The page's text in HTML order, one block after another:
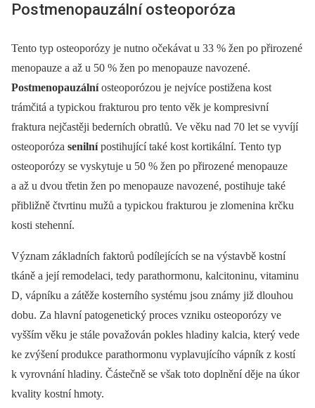
Postmenopauzální osteoporóza
Tento typ osteoporózy je nutno očekávat u 33 % žen po přirozené
menopauze a až u 50 % žen po menopauze navozené.
Postmenopauzálníosteoporózou je nejvíce postižena kost
trámčitá a typickou frakturou pro tento věk je kompresivní
fraktura nejčastěji bederních obratlů. Ve věku nad 70 let se vyvíjí
osteoporóza senilnípostihující také kost kortikální. Tento typ
osteoporózy se vyskytuje u 50 % žen po přirozené menopauze
a až u dvou třetin žen po menopauze navozené, postihuje také
přibližně čtvrtinu mužů a typickou frakturou je zlomenina krčku
kosti stehenní.
Význam základních faktorů podílejících se na výstavbě kostní
tkáně a její remodelaci, tedy parathormonu, kalcitoninu, vitaminu
D, vápníku a zátěže kosterního systému jsou známy již dlouhou
dobu. Za hlavní patogenetický proces vzniku osteoporózy ve
vyšším věku je stále považován pokles hladiny kalcia, který vede
ke zvýšení produkce parathormonu vyplavujícího vápník z kostí
k vyrovnání hladiny. Částečně se však toto doplnění děje na úkor
kvality kostní hmoty.